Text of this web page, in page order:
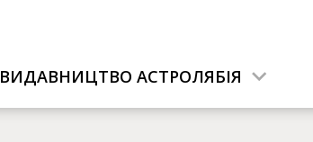
ВИДАВНИЦТВО АСТРОЛЯБІЯ